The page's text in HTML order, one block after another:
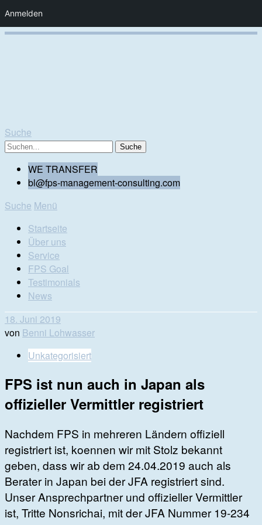
Suche
WE TRANSFER
bl@fps-management-consulting.com
Suche Menü
Startseite
Über uns
Service
FPS Goal
Testimonials
News
18. Juni 2019
von Benni Lohwasser
Unkategorisiert
FPS ist nun auch in Japan als
offizieller Vermittler registriert
Nachdem FPS in mehreren Ländern offiziell
registriert ist, koennen wir mit Stolz bekannt
geben, dass wir ab dem 24.04.2019 auch als
Berater in Japan bei der JFA registriert sind.
Unser Ansprechpartner und offizieller Vermittler
ist, Tritte Nonsrichai, mit der JFA Nummer 19-234
Anmelden